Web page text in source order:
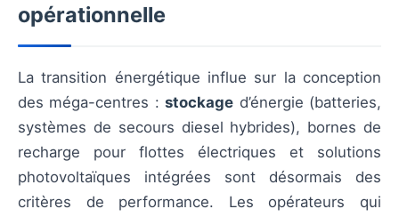
opérationnelle
La transition énergétique influe sur la conception
des méga-centres :stockage d’énergie (batteries,
systèmes de secours diesel hybrides), bornes de
recharge pour flottes électriques et solutions
photovoltaïques intégrées sont désormais des
critères de performance. Les opérateurs qui